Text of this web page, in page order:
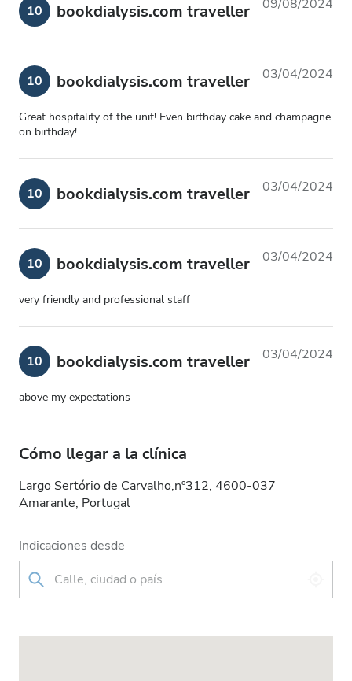
10 bookdialysis.com traveller 09/08/2024
10 bookdialysis.com traveller 03/04/2024
Great hospitality of the unit! Even birthday cake and champagne
on birthday!
10 bookdialysis.com traveller 03/04/2024
10 bookdialysis.com traveller 03/04/2024
very friendly and professional staff
10 bookdialysis.com traveller 03/04/2024
above my expectations
Cómo llegar a la clínica
Largo Sertório de Carvalho,nº312, 4600-037
Amarante, Portugal
Indicaciones desde